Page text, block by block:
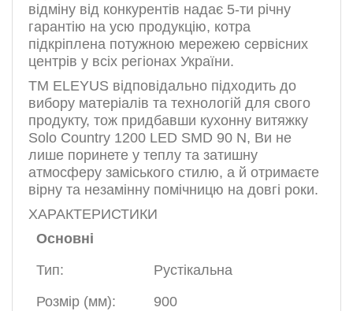
відміну від конкурентів надає 5-ти річну
гарантію на усю продукцію, котра
підкріплена потужною мережею сервісних
центрів у всіх регіонах України.
ТМ ELEYUS відповідально підходить до
вибору матеріалів та технологій для свого
продукту, тож придбавши кухонну витяжку
Solo Country 1200 LED SMD 90 N, Ви не
лише поринете у теплу та затишну
атмосферу заміського стилю, а й отримаєте
вірну та незамінну помічницю на довгі роки.
ХАРАКТЕРИСТИКИ
Основні
Тип:
Рустікальна
Розмір (мм):
900